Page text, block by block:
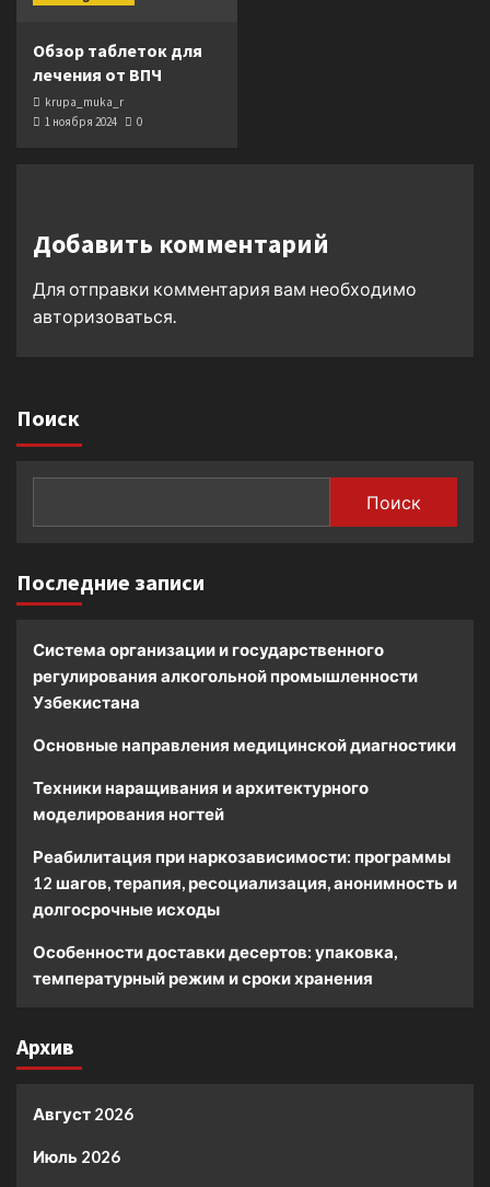
Обзор таблеток для
лечения от ВПЧ
krupa_muka_r
1 ноября 2024
0
Добавить комментарий
Для отправки комментария вам необходимо
авторизоваться.
Поиск
Поиск
Последние записи
Система организации и государственного
регулирования алкогольной промышленности
Узбекистана
Основные направления медицинской диагностики
Техники наращивания и архитектурного
моделирования ногтей
Реабилитация при наркозависимости: программы
12 шагов, терапия, ресоциализация, анонимность и
долгосрочные исходы
Особенности доставки десертов: упаковка,
температурный режим и сроки хранения
Архив
Август 2026
Июль 2026